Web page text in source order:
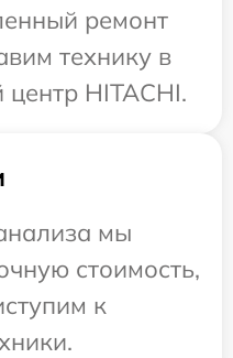
ремонт
технику в
HITACHI.
мы
стоимость,
к